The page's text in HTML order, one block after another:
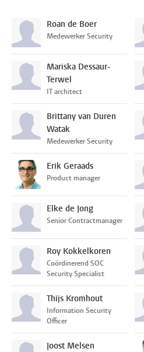
Roan de Boer
Medewerker Security
Mariska Dessaur-
Terwel
IT architect
Brittany van Duren
Watak
Medewerker Security
Erik Geraads
Product manager
Elke de Jong
Senior Contractmanager
Roy Kokkelkoren
Coördinerend SOC
Security Specialist
Thijs Kromhout
Information Security
Officer
Joost Melsen